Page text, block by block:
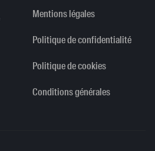
Mentions légales
Politique de confidentialité
Politique de cookies
Conditions générales